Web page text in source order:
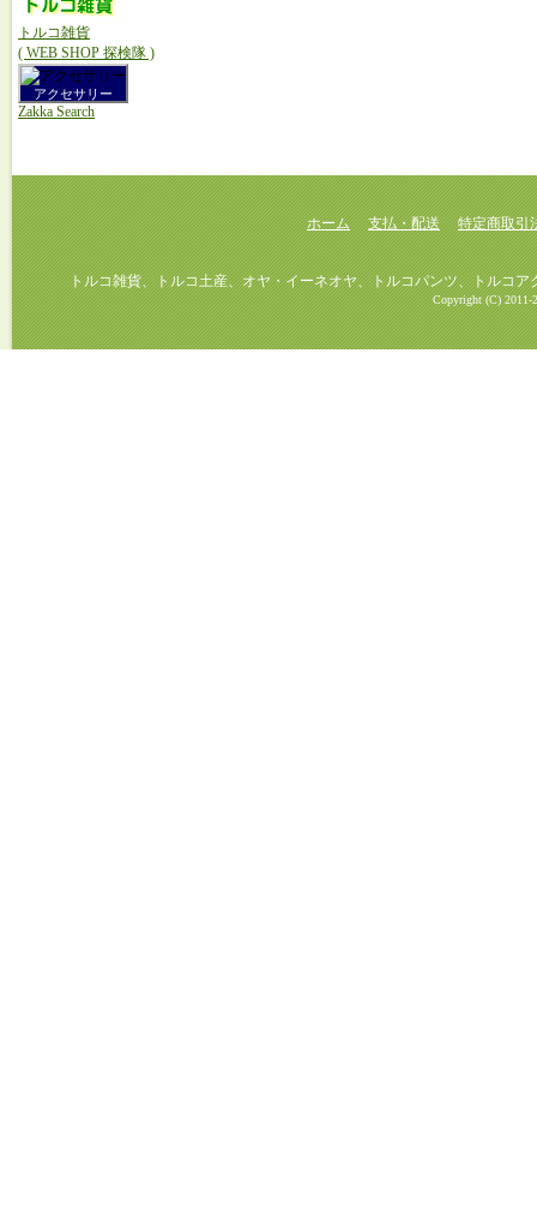
トルコ雑貨
( WEB SHOP 探検隊 )
アクセサリー
Zakka Search
ホーム 支払・配送 特定商取引
トルコ雑貨、トルコ土産、オヤ・イーネオヤ、トルコパンツ、トルコアク
Copyright (C) 2011-